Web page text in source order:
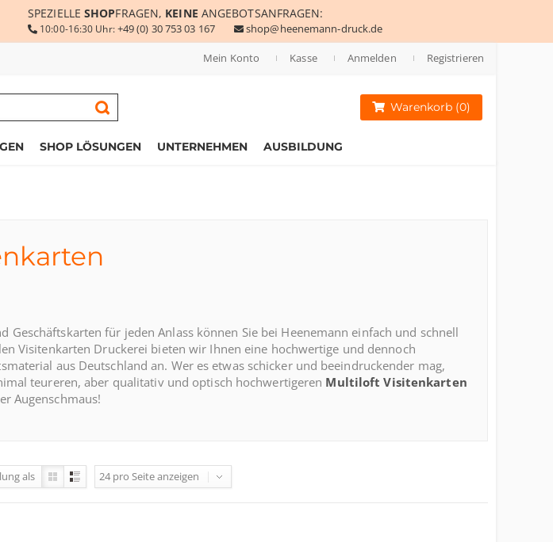
SPEZIELLE SHOPFRAGEN, KEINE ANGEBOTSANFRAGEN:
10:00-16:30 Uhr:+49 (0) 30 753 03 167 shop@heenemann-druck.de
Mein Konto Kasse Anmelden Registrieren
Warenkorb (0)
SHOP LÖSUNGEN UNTERNEHMEN AUSBILDUNG
Geschäftskarten für jeden Anlass können Sie bei Heenemann einfach und schnell
Visitenkarten Druckerei bieten wir Ihnen eine hochwertige und dennoch
aus Deutschland an. Wer es etwas schicker und beeindruckender mag,
teureren, aber qualitativ und optisch hochwertigeren Multiloft Visitenkarten
Augenschmaus!
als 24 pro Seiteanzeigen